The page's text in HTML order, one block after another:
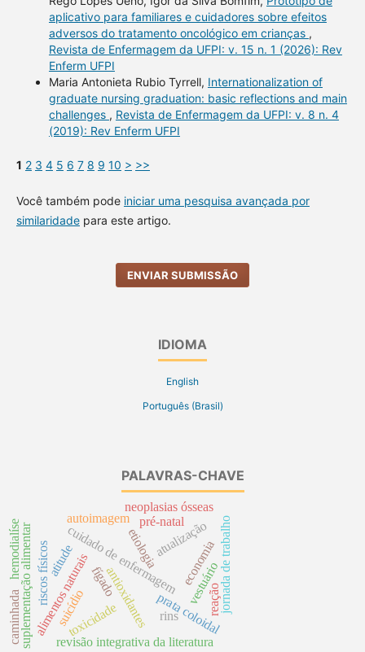
aplicativo para familiares e cuidadores sobre efeitos
adversos do tratamento oncológico em crianças ,
Revista de Enfermagem da UFPI: v. 15 n. 1 (2026): Rev
Enferm UFPI
Maria Antonieta Rubio Tyrrell, Internationalization of
graduate nursing graduation: basic reflections and main
challenges , Revista de Enfermagem da UFPI: v. 8 n. 4
(2019): Rev Enferm UFPI
1 2 3 4 5 6 7 8 9 10 > >>
Você também pode iniciar uma pesquisa avançada por
similaridadepara este artigo.
ENVIAR SUBMISSÃO
IDIOMA
English
Português (Brasil)
PALAVRAS-CHAVE
cuidado de enfermagem
prata coloidal
etiologia
revisão integrativa da literatura
atualização
antioxidantes
suplementação alimentaralimentos naturais
riscos físicos
autoimagem
neoplasias ósseas
rins
suicídio jornada de trabalho
vestuário
economia
fígado
reação
hemodialíse
toxicidade
atitude
pré-natal
caminhada